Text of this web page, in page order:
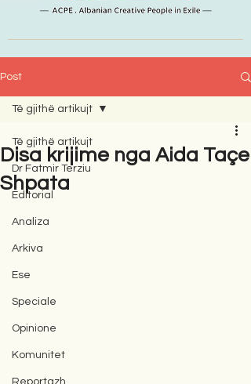
Post
Të gjithë artikujt
Dr Fatmir Terziu
Editorial
Analiza
Arkiva
Ese
Speciale
Opinione
Komunitet
Reportazh
Të gjithë artikujt
Disa krijime nga Aida Taçe
Shpata